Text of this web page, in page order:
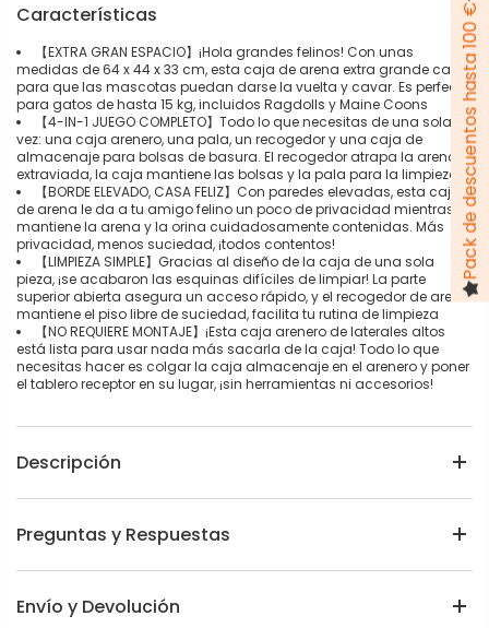
Características
【EXTRA GRAN ESPACIO】¡Hola grandes felinos! Con unas
medidas de 64 x 44 x 33 cm, esta caja de arena extra grande cabe
para que las mascotas puedan darse la vuelta y cavar. Es perfecta
para gatos de hasta 15 kg, incluidos Ragdolls y Maine Coons
【4-IN-1 JUEGO COMPLETO】Todo lo que necesitas de una sola
vez: una caja arenero, una pala, un recogedor y una caja de
almacenaje para bolsas de basura. El recogedor atrapa la arena
extraviada, la caja mantiene las bolsas y la pala para la limpieza
【BORDE ELEVADO, CASA FELIZ】Con paredes elevadas, esta caja
de arena le da a tu amigo felino un poco de privacidad mientras
mantiene la arena y la orina cuidadosamente contenidas. Más
privacidad, menos suciedad, ¡todos contentos!
【LIMPIEZA SIMPLE】Gracias al diseño de la caja de una sola
pieza, ¡se acabaron las esquinas difíciles de limpiar! La parte
superior abierta asegura un acceso rápido, y el recogedor de arena
mantiene el piso libre de suciedad, facilita tu rutina de limpieza
【NO REQUIERE MONTAJE】¡Esta caja arenero de laterales altos
está lista para usar nada más sacarla de la caja! Todo lo que
necesitas hacer es colgar la caja almacenaje en el arenero y poner
el tablero receptor en su lugar, ¡sin herramientas ni accesorios!
Descripción
Preguntas y Respuestas
Envío y Devolución
Pack de descuentos hasta 100 €